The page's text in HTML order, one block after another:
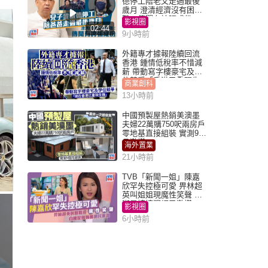
02:44
歲月 澄清經濟沒有困
難：傳聞有誇張成份
影視圈
9小時前
外籍專才據報陸續回流
香港 鍾情低稅率不惜減
薪 帶動寫字樓豪宅及學
位競爭「香港已重現生
機」
商業創科
13小時前
中國預製屋熱銷美澳墨
夫婦22萬購750呎兩房戶
零地基直接組裝 實測9個
月激讚
海外置業
21小時前
TVB「新聞一姐」陳嘉
欣罕失控極可愛 畀林超
英叫姐姐現魔性笑聲 自
嘲是姨姨獲網民激讚
影視圈
6小時前